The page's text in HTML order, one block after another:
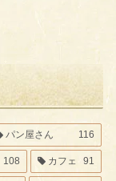
パン屋さん 116
108 カフェ 91